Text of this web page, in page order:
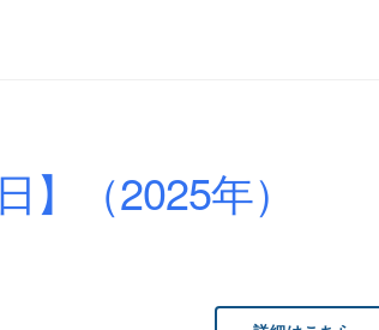
】（2025年）